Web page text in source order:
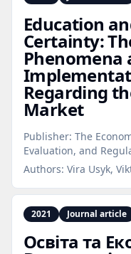
Education
Certainty:
Phenomena
Regarding
Market
Publisher: The
Evaluation, and
Authors: Vira Usyk,
2021 Journal article
Освіта та